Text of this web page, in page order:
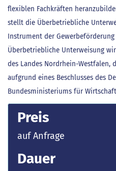
flexiblen Fachkräften
stellt die Überbetriebliche
Instrument der
Überbetriebliche Unterweisung
des Landes Nordrhein-Westfalen,
aufgrund eines Beschlusses des
Bundesministeriums für
Preis
auf Anfrage
Dauer